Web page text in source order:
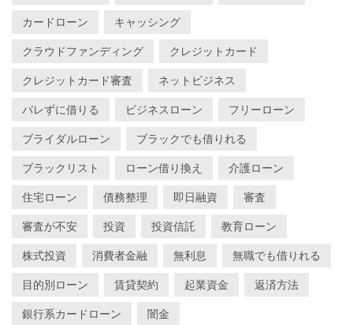
カードローン キャッシング
クラウドファンディング クレジットカード
クレジットカード審査 ネットビジネス
バレずに借りる ビジネスローン フリーローン
ブライダルローン ブラックでも借りれる
ブラックリスト ローン借り換え 介護ローン
住宅ローン 債務整理 即日融資 審査
審査が不安 投資 投資信託 教育ローン
株式投資 消費者金融 無利息 無職でも借りれる
目的別ローン 賃貸契約 起業資金 返済方法
銀行系カードローン 闇金